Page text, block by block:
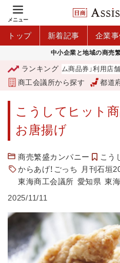
メニュー
トップ 新着記事 企業事
中小企業と地域の商売繁
ランキング
森市プレミアム商品券」利用店舗募集
商工会議所から探す 都道
こうしてヒット商
お唐揚げ
商売繁盛カンパニー
こう
からあげ！ごっち
月刊石垣
東海商工会議所 愛知県 東
2025/11/11